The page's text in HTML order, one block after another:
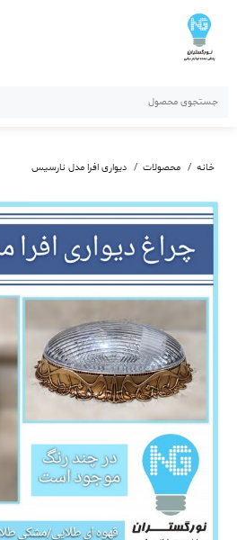
خانه محصولات دیواری افرا مدل نارسیس